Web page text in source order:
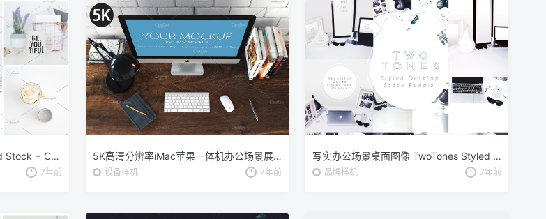
家庭办公场景样机模板 Styled Stock + Computer Mockup PSD
7年前
5K高清分辨率iMac苹果一体机办公场景展示样机 iMac Mockup – (top view_5k)
设备样机 7年前
写实办公场景桌面图像 TwoTones Styled Desktop Stock Bundle
品牌样机 7年前